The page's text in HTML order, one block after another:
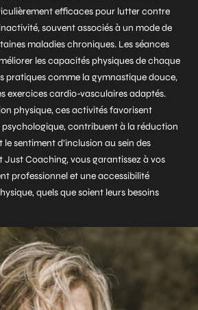
efficaces pour lutter contre
souvent associés à un mode de
maladies chroniques. Les séances
les capacités physiques de chaque
pratiques comme la gymnastique douce,
exercices cardio-vasculaires adaptés.
physique, ces activités favorisent
contribuent à la réduction
sentiment d’inclusion au sein des
Just Coaching, vous garantissez à vos
professionnel et une accessibilité
quels que soient leurs besoins